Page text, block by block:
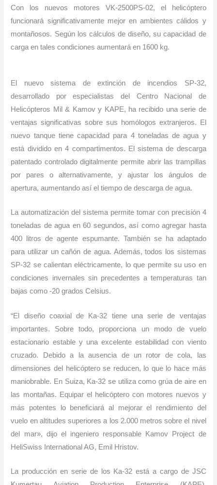
Con los nuevos motores VK-2500PS-02, el helicóptero
funcionará significativamente mejor en ambientes cálidos y
montañosos. Según los cálculos de diseño, su capacidad de
carga en tales condiciones aumentará en 1600 kg.
El nuevo sistema de extinción de incendios SP-32,
desarrollado por especialistas del Centro Nacional de
Helicópteros Мil & Kamov y KAPE, ha recibido una serie de
ventajas significativas sobre sus homólogos extranjeros. El
nuevo tanque tiene capacidad para 4 toneladas de agua y
está dividido en 4 compartimentos. El sistema de descarga
patentado controlado digitalmente permite abrir las trampillas
por pares o alternativamente, y ajustar los ángulos de
apertura, aumentando así el tiempo de descarga de agua.
La automatización del sistema permite tomar con precisión 4
toneladas de agua en 60 segundos, así como agregar hasta
400 litros de agente espumante. También se ha adaptado
para utilizar un cañón de agua. Además, todos los sistemas
SP-32 se calientan eléctricamente, lo que permite su uso en
condiciones invernales sin precedentes a temperaturas tan
bajas como -20 grados Celsius.
“El diseño coaxial de Ka-32 tiene una serie de ventajas
importantes. Sobre todo, proporciona un modo de vuelo
estacionario estable y una excelente estabilidad con viento
cruzado. Debido a la ausencia de un rotor de cola, las
dimensiones del helicóptero se reducen, lo que lo hace más
maniobrable. En Suiza, Ka-32 se utiliza como grúa de aire en
las montañas. Equipar el helicóptero con motores nuevos y
más potentes lo beneficiará al mejorar el rendimiento del
vuelo en altitudes superiores a los 2.000 metros sobre el nivel
del mar», dijo el ingeniero responsable Kamov Project de
HeliSwiss International AG, Emil Hristov.
La producción en serie de los Ka-32 está a cargo de JSC